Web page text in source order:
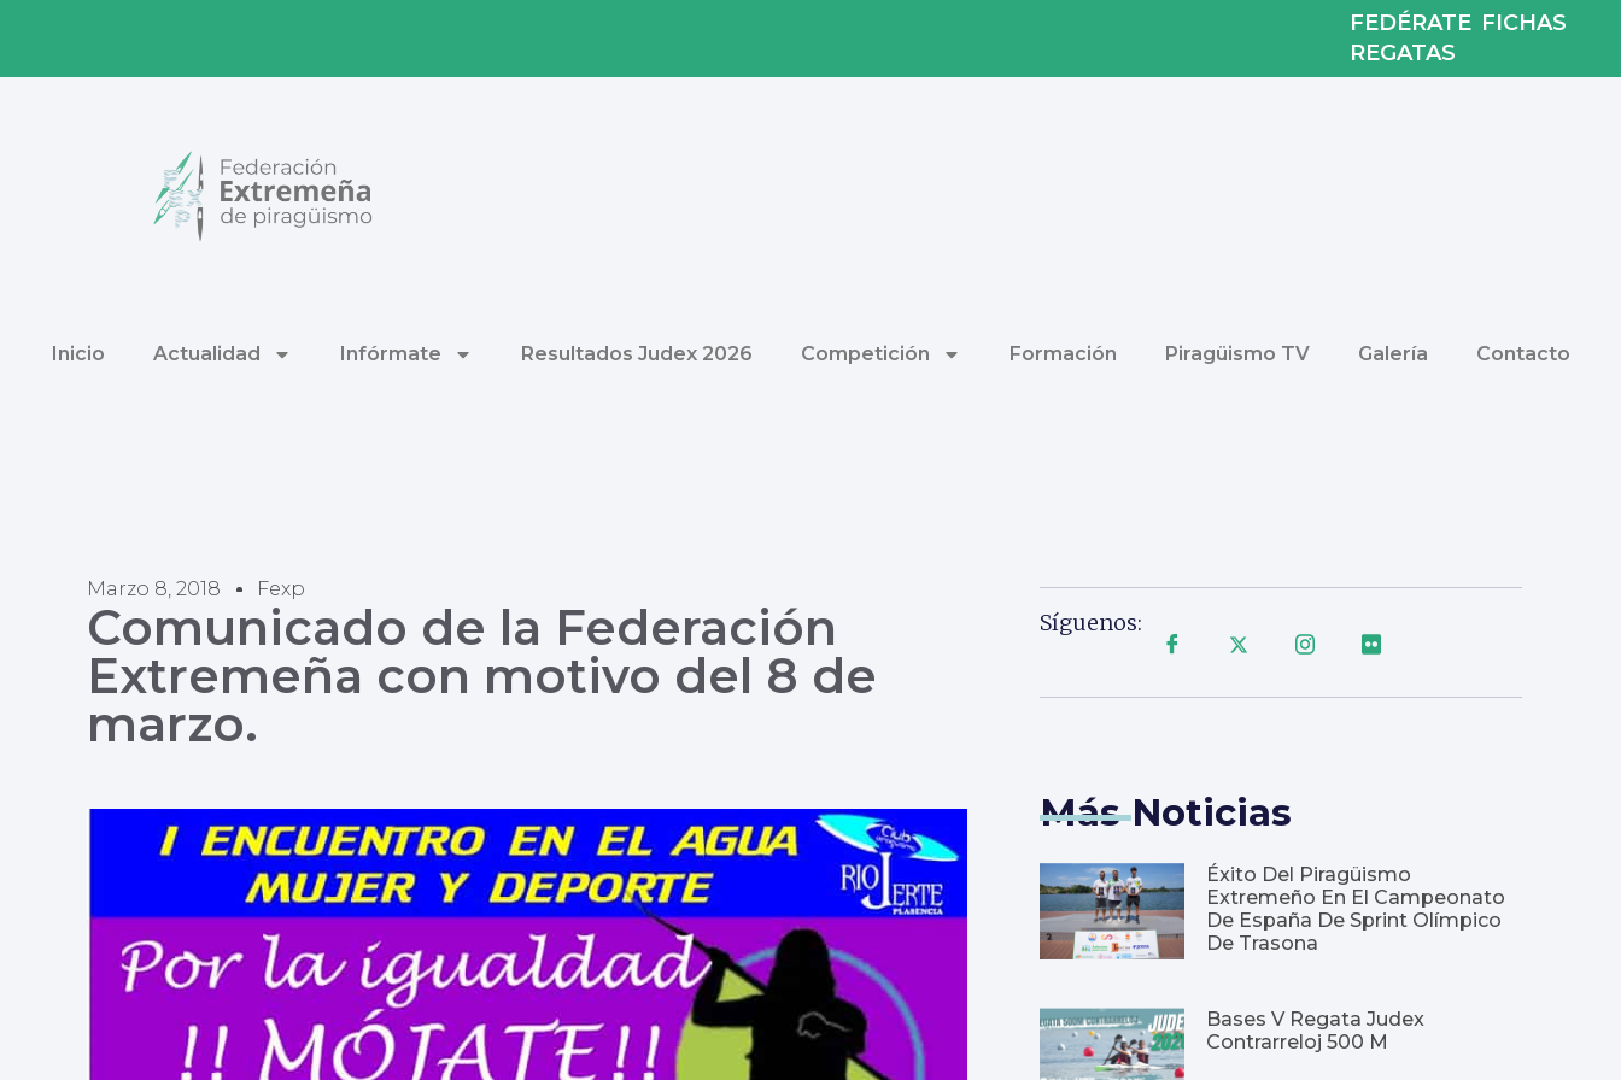
FEDÉRATE FICHAS
REGATAS
Inicio Actualidad Infórmate Resultados Judex 2026 Competición Formación Piragüismo TV Galería Contacto
Marzo 8, 2018 Fexp
Comunicado de la Federación
Extremeña con motivo del 8 de
marzo.
Síguenos:
Más Noticias
Éxito Del Piragüismo
Extremeño En El Campeonato
De España De Sprint Olímpico
De Trasona
Bases V Regata Judex
Contrarreloj 500 M